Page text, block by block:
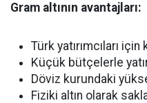
Gram altının avantajları:
Türk yatırımcıları
Küçük bütçelerle
Döviz kurundaki
Fiziki altın olarak